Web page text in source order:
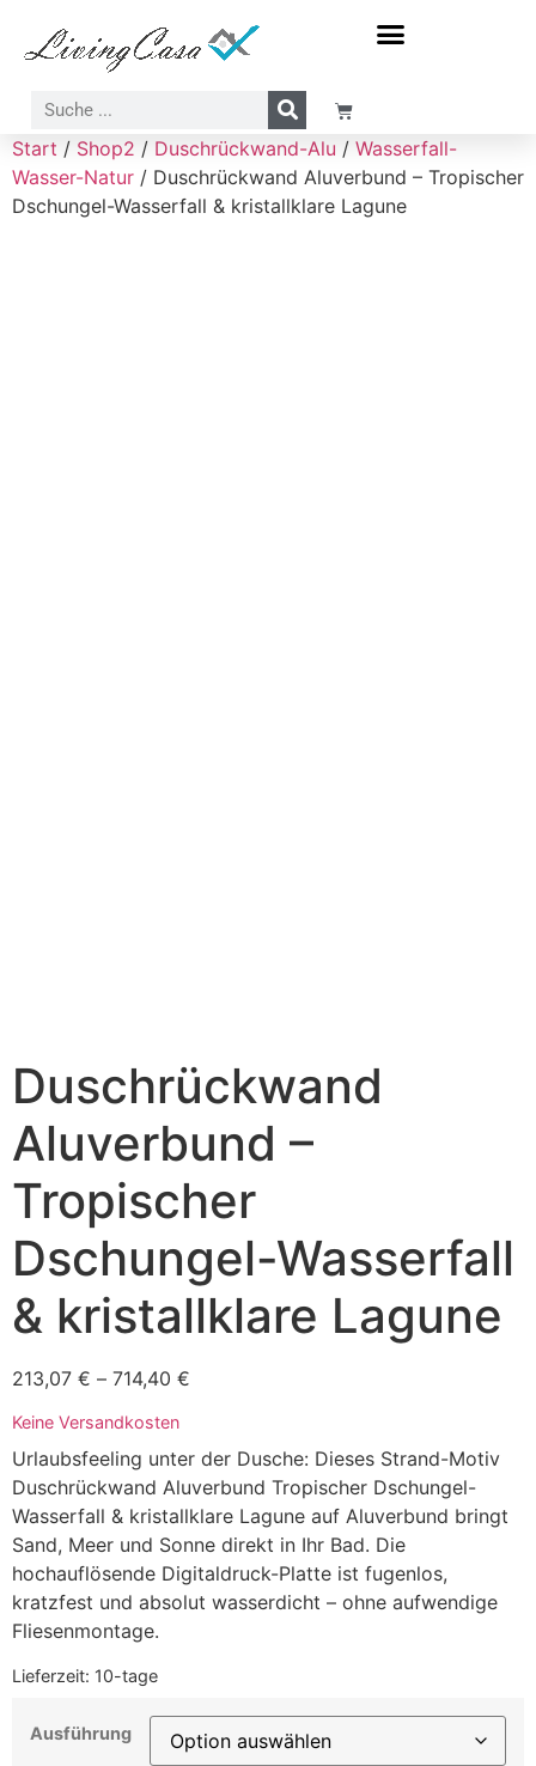
Start / Shop2 / Duschrückwand-Alu / Wasserfall-
Wasser-Natur / Duschrückwand Aluverbund – Tropischer
Dschungel-Wasserfall & kristallklare Lagune
Duschrückwand
Aluverbund –
Tropischer
Dschungel-Wasserfall
& kristallklare Lagune
213,07 € – 714,40 €
Keine Versandkosten
Urlaubsfeeling unter der Dusche: Dieses Strand-Motiv
Duschrückwand Aluverbund Tropischer Dschungel-
Wasserfall & kristallklare Lagune auf Aluverbund bringt
Sand, Meer und Sonne direkt in Ihr Bad. Die
hochauflösende Digitaldruck-Platte ist fugenlos,
kratzfest und absolut wasserdicht – ohne aufwendige
Fliesenmontage.
Lieferzeit: 10-tage
Ausführung